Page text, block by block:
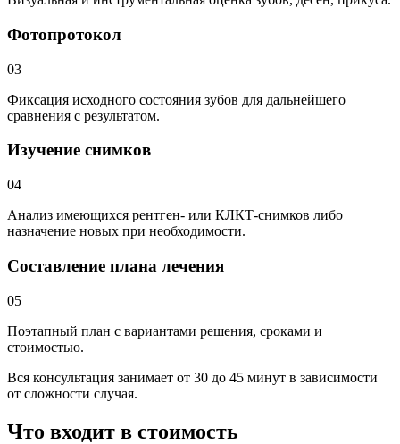
Фотопротокол
03
Фиксация исходного состояния зубов для дальнейшего
сравнения с результатом.
Изучение снимков
04
Анализ имеющихся рентген- или КЛКТ-снимков либо
назначение новых при необходимости.
Составление плана лечения
05
Поэтапный план с вариантами решения, сроками и
стоимостью.
Вся консультация занимает от 30 до 45 минут в зависимости
от сложности случая.
Что входит в стоимость